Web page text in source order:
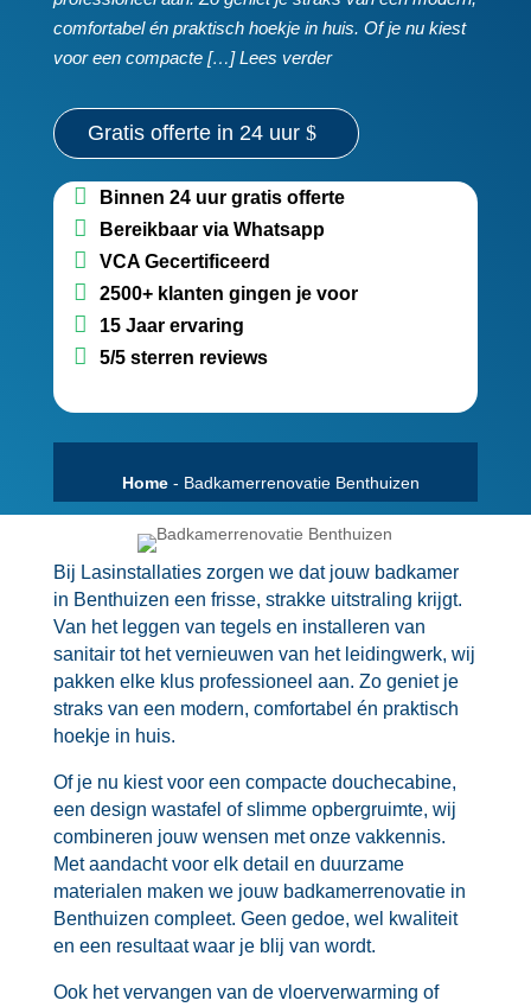
comfortabel én praktisch hoekje in huis.​ Of je nu kiest
voor een compacte […] Lees verder
Gratis offerte in 24 uur
Binnen 24 uur gratis offerte
Bereikbaar via Whatsapp
VCA Gecertificeerd
2500+ klanten gingen je voor
15 Jaar ervaring
5/5 sterren reviews
Home - Badkamerrenovatie Benthuizen
Bij Lasinstallaties zorgen we dat jouw badkamer
in Benthuizen een frisse, strakke uitstraling krijgt.​
Van het leggen van tegels en installeren van
sanitair tot het vernieuwen van het leidingwerk, wij
pakken elke klus professioneel aan.​ Zo geniet je
straks van een modern, comfortabel én praktisch
hoekje in huis.​
Of je nu kiest voor een compacte douchecabine,
een design wastafel of slimme opbergruimte, wij
combineren jouw wensen met onze vakkennis.​
Met aandacht voor elk detail en duurzame
materialen maken we jouw badkamerrenovatie in
Benthuizen compleet.​ Geen gedoe, wel kwaliteit
en een resultaat waar je blij van wordt.​
Ook het vervangen van de vloerverwarming of